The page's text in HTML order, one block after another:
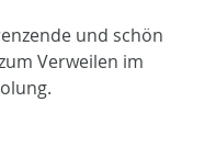
und schön
Verweilen im